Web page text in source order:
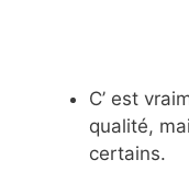
C’ est
qualité,
certains.